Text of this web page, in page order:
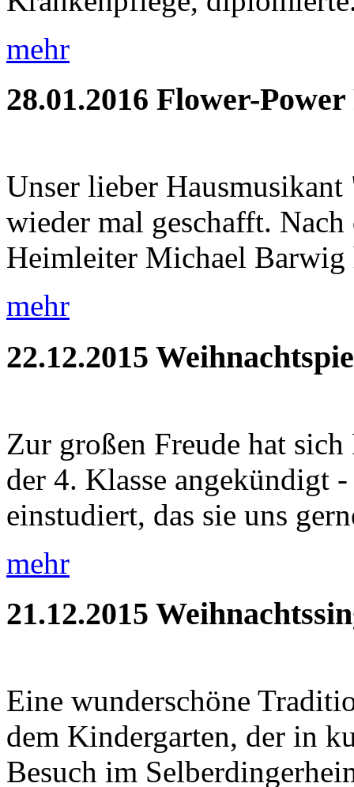
mehr
28.01.2016 Flower-Power
Unser lieber
wieder mal geschafft.
Heimleiter Michael Barwig
mehr
22.12.2015
Zur großen Freude hat
der 4. Klasse angekündigt
einstudiert, das sie uns
mehr
21.12.2015
Eine wunderschöne
dem Kindergarten, der in
Besuch im